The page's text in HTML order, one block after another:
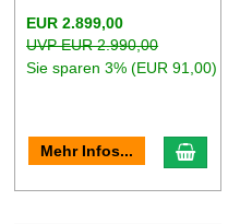
EUR 2.899,00
UVP EUR 2.990,00
Sie sparen 3% (EUR 91,00)
Mehr Infos...